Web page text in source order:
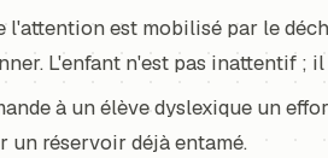
l'attention est mobilisé par le
L'enfant n'est pas inattentif ; il
à un élève dyslexique un
un réservoir déjà entamé.